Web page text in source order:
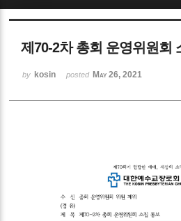
제70-2차 총회 운영위원회
by kosin posted May 26, 2021
Sketchbook5, 스
Sketchbook5, 스케